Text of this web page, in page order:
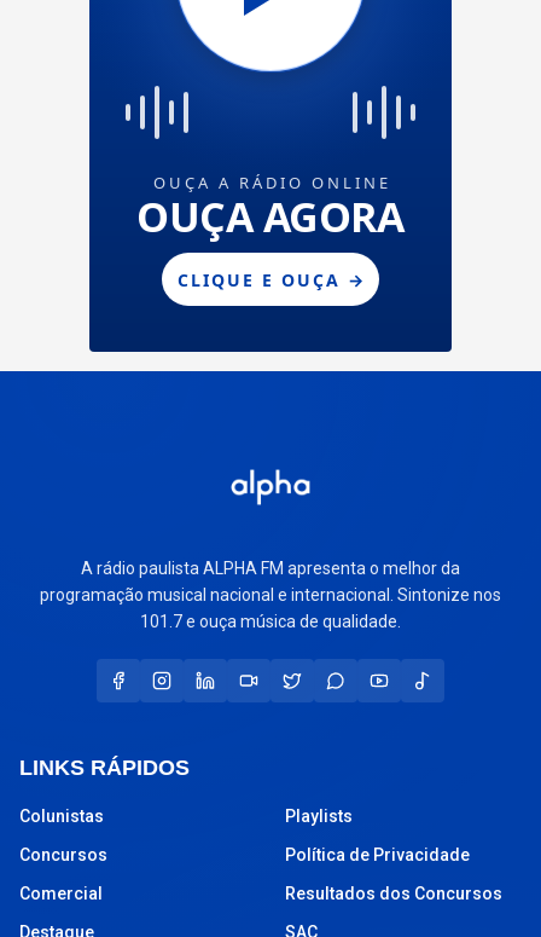
A rádio paulista ALPHA FM apresenta o melhor da
programação musical nacional e internacional. Sintonize nos
101.7 e ouça música de qualidade.
LINKS RÁPIDOS
Colunistas
Concursos
Comercial
Destaque
Playlists
Política de Privacidade
Resultados dos Concursos
SAC